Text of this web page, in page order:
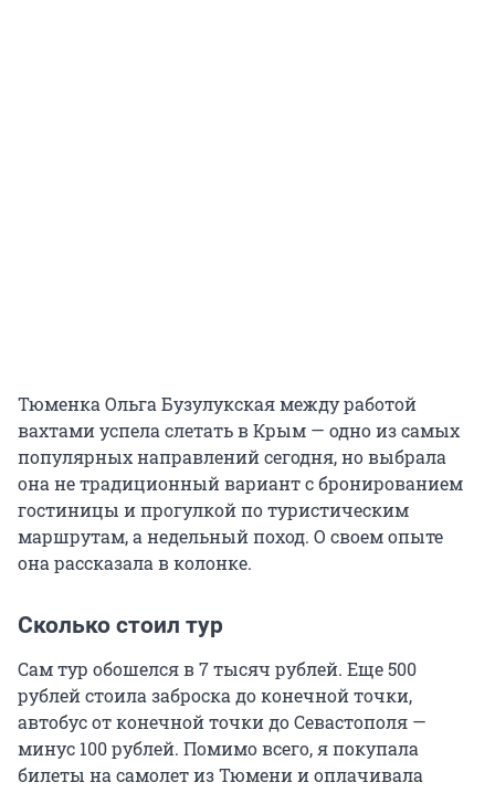
Тюменка Ольга Бузулукская между работой
вахтами успела слетать в Крым — одно из самых
популярных направлений сегодня, но выбрала
она не традиционный вариант с бронированием
гостиницы и прогулкой по туристическим
маршрутам, а недельный поход. О своем опыте
она рассказала в колонке.
Сколько стоил тур
Сам тур обошелся в 7 тысяч рублей. Еще 500
рублей стоила заброска до конечной точки,
автобус от конечной точки до Севастополя —
минус 100 рублей. Помимо всего, я покупала
билеты на самолет из Тюмени и оплачивала